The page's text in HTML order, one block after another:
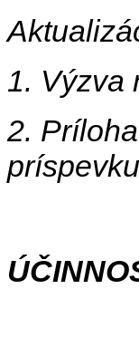
1. Výzva
2.
príspevku